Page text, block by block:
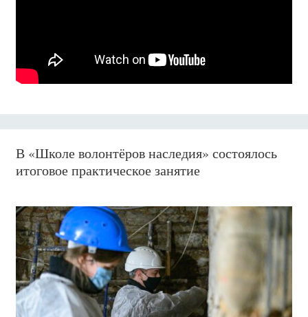
В «Школе волонтёров наследия» состоялось
итоговое практическое занятие